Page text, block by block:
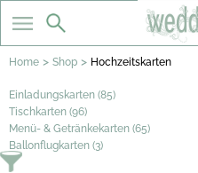
Home > Shop > Hochzeitskarten
Einladungskarten (85)
Tischkarten (96)
Menü- & Getränkekarten (65)
Ballonflugkarten (3)